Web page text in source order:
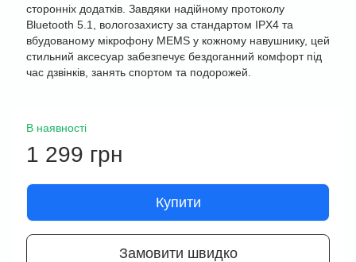
сторонніх додатків. Завдяки надійному протоколу
Bluetooth 5.1, вологозахисту за стандартом IPX4 та
вбудованому мікрофону MEMS у кожному навушнику, цей
стильний аксесуар забезпечує бездоганний комфорт під
час дзвінків, занять спортом та подорожей.
В наявності
1 299 грн
Купити
Замовити швидко